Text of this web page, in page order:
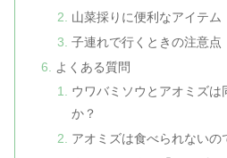
山菜採りに便利なアイテム
子連れで行くときの注意点
よくある質問
ウワバミソウとアオミズは
か？
アオミズは食べられないの